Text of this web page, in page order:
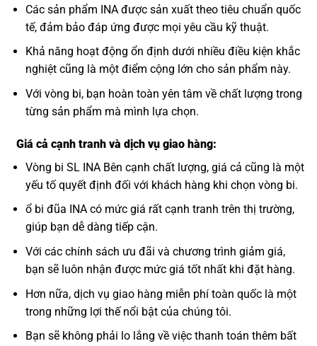
Các sản phẩm INA được sản xuất theo tiêu chuẩn quốc
tế, đảm bảo đáp ứng được mọi yêu cầu kỹ thuật.
Khả năng hoạt động ổn định dưới nhiều điều kiện khắc
nghiệt cũng là một điểm cộng lớn cho sản phẩm này.
Với vòng bi, bạn hoàn toàn yên tâm về chất lượng trong
từng sản phẩm mà mình lựa chọn.
Giá cả cạnh tranh và dịch vụ giao hàng:
Vòng bi SL INA Bên cạnh chất lượng, giá cả cũng là một
yếu tố quyết định đối với khách hàng khi chọn vòng bi.
ổ bi đũa INA có mức giá rất cạnh tranh trên thị trường,
giúp bạn dễ dàng tiếp cận.
Với các chính sách ưu đãi và chương trình giảm giá,
bạn sẽ luôn nhận được mức giá tốt nhất khi đặt hàng.
Hơn nữa, dịch vụ giao hàng miễn phí toàn quốc là một
trong những lợi thế nổi bật của chúng tôi.
Bạn sẽ không phải lo lắng về việc thanh toán thêm bất